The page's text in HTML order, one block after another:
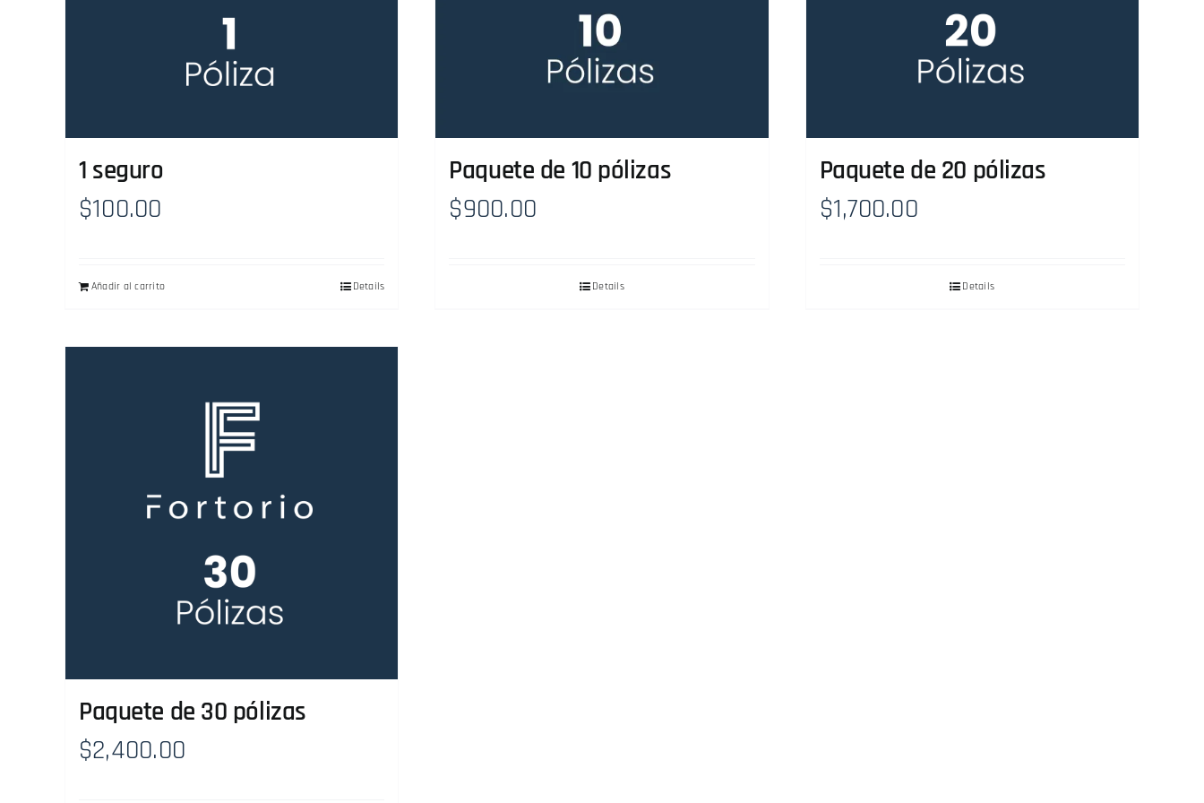
1 seguro
$100.00
Añadir al carrito Details
Paquete de 10 pólizas
$900.00
Details
Paquete de 20 pólizas
$1,700.00
Details
Paquete de 30 pólizas
$2,400.00